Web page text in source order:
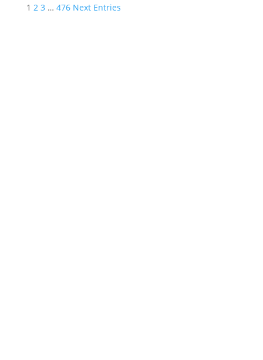
1 2 3 … 476 Next Entries